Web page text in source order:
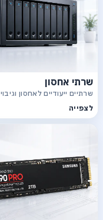
שרתי אחסון
שרתיים ייעודיים לאחסון וגיבוי
לצפייה